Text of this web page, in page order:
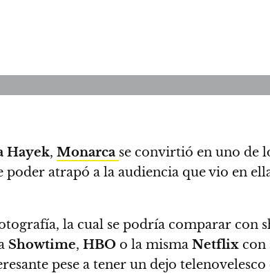
Hayek, Monarca se convirtió en uno de
poder atrapó a la audiencia que vio en
la cual se podría comparar con
Showtime, HBO o la misma Netflix con
pese a tener un dejo